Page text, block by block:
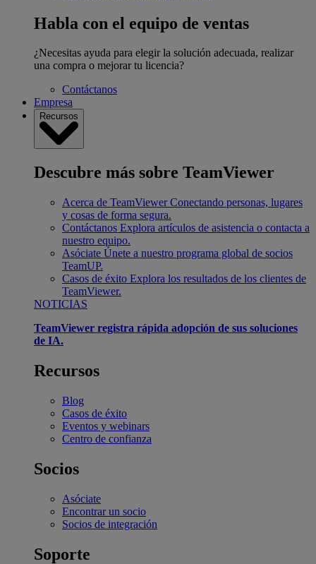
Habla con el equipo de ventas
¿Necesitas ayuda para elegir la solución adecuada, realizar
una compra o mejorar tu licencia?
Contáctanos
Empresa
Recursos
Descubre más sobre TeamViewer
Acerca de TeamViewer Conectando personas, lugares
y cosas de forma segura.
Contáctanos Explora artículos de asistencia o contacta a
nuestro equipo.
Asóciate Únete a nuestro programa global de socios
TeamUP.
Casos de éxito Explora los resultados de los clientes de
TeamViewer.
NOTICIAS
TeamViewer registra rápida adopción de sus soluciones
de IA.
Recursos
Blog
Casos de éxito
Eventos y webinars
Centro de confianza
Socios
Asóciate
Encontrar un socio
Socios de integración
Soporte